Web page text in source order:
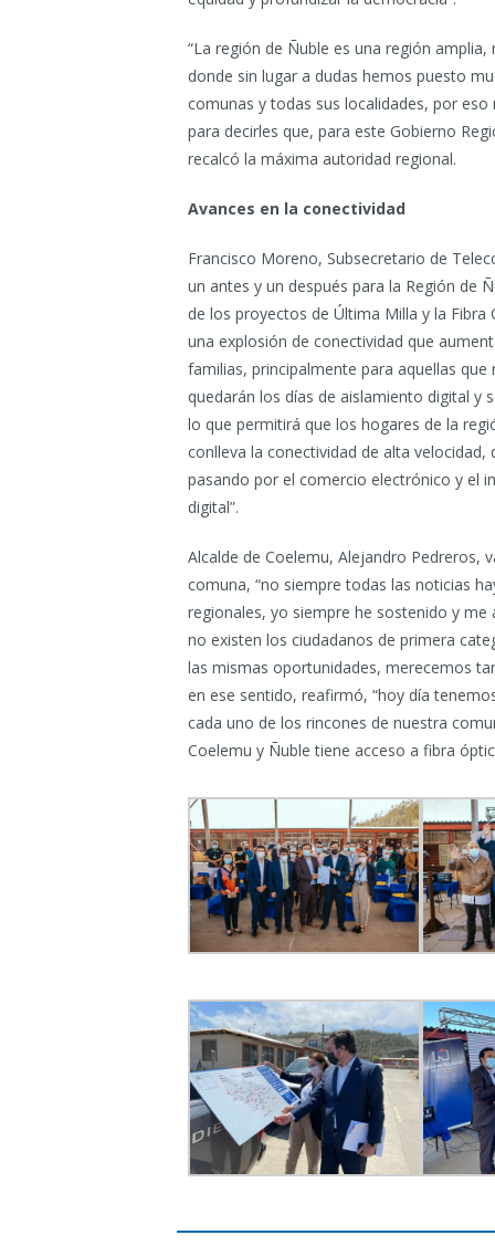
“La región de Ñuble es una región
donde sin lugar a dudas hemos puesto
comunas y todas sus localidades, por
para decirles que, para este Gobierno
recalcó la máxima autoridad regional.
Avances en la conectividad
Francisco Moreno, Subsecretario de
un antes y un después para la Región de
de los proyectos de Última Milla y la
una explosión de conectividad que
familias, principalmente para aquellas
quedarán los días de aislamiento digital y
lo que permitirá que los hogares de la
conlleva la conectividad de alta
pasando por el comercio electrónico y el
digital”.
Alcalde de Coelemu, Alejandro Pedreros,
comuna, “no siempre todas las noticias
regionales, yo siempre he sostenido y
no existen los ciudadanos de primera
las mismas oportunidades, merecemos
en ese sentido, reafirmó, “hoy día
cada uno de los rincones de nuestra
Coelemu y Ñuble tiene acceso a fibra